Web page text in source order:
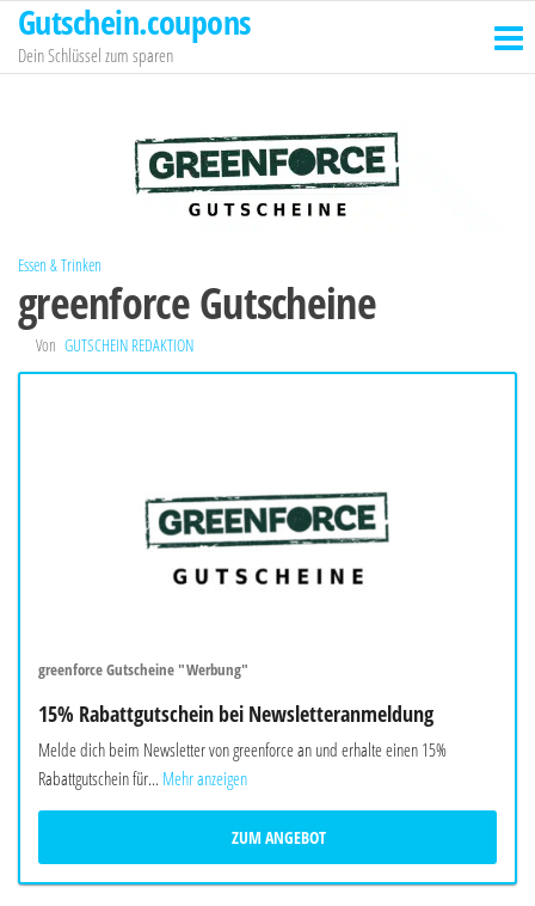
Zum
Inhalt
springen
Gutschein.coupons
Dein Schlüssel zum sparen
Essen & Trinken
greenforce Gutscheine
Von GUTSCHEIN REDAKTION
greenforce Gutscheine "Werbung"
15% Rabattgutschein bei Newsletteranmeldung
Melde dich beim Newsletter von greenforce an und erhalte einen 15%
Rabattgutschein für... Mehr anzeigen
ZUM ANGEBOT